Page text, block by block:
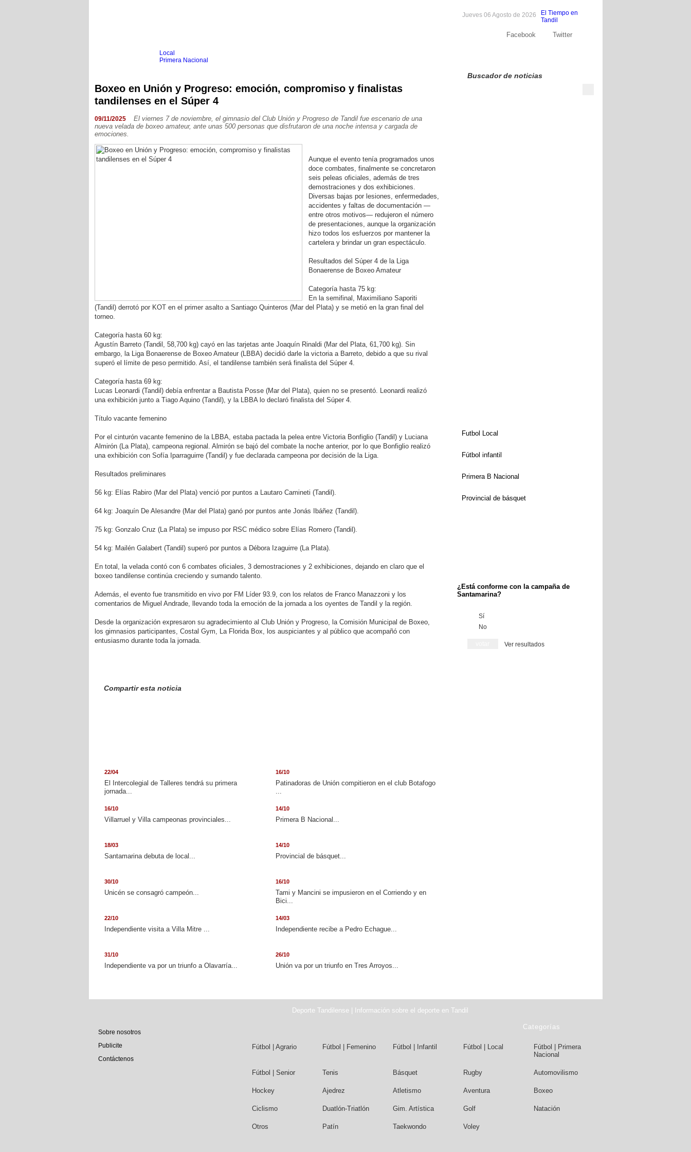
El Tiempo en
Tandil
Jueves 06 Agosto de 2026
Facebook Twitter
Local
Primera Nacional
Agrario
Automovilismo Básquet Hockey
Ajedrez
Boxeo
Ciclismo
Gim. Artística
Golf
Natación
Patín
Boxeo en Unión y Progreso: emoción, compromiso y finalistas
tandilenses en el Súper 4
09/11/2025
El viernes 7 de noviembre, el gimnasio del Club Unión y Progreso de Tandil fue escenario de una
nueva velada de boxeo amateur, ante unas 500 personas que disfrutaron de una noche intensa y cargada de
emociones.
Aunque el evento tenía programados unos
doce combates, finalmente se concretaron
seis peleas oficiales, además de tres
demostraciones y dos exhibiciones.
Diversas bajas por lesiones, enfermedades,
accidentes y faltas de documentación —
entre otros motivos— redujeron el número
de presentaciones, aunque la organización
hizo todos los esfuerzos por mantener la
cartelera y brindar un gran espectáculo.
Resultados del Súper 4 de la Liga
Bonaerense de Boxeo Amateur
Categoría hasta 75 kg:
En la semifinal, Maximiliano Saporiti
(Tandil) derrotó por KOT en el primer asalto a Santiago Quinteros (Mar del Plata) y se metió en la gran final del
torneo.
Categoría hasta 60 kg:
Agustín Barreto (Tandil, 58,700 kg) cayó en las tarjetas ante Joaquín Rinaldi (Mar del Plata, 61,700 kg). Sin
embargo, la Liga Bonaerense de Boxeo Amateur (LBBA) decidió darle la victoria a Barreto, debido a que su rival
superó el límite de peso permitido. Así, el tandilense también será finalista del Súper 4.
Categoría hasta 69 kg:
Lucas Leonardi (Tandil) debía enfrentar a Bautista Posse (Mar del Plata), quien no se presentó. Leonardi realizó
una exhibición junto a Tiago Aquino (Tandil), y la LBBA lo declaró finalista del Súper 4.
Título vacante femenino
Por el cinturón vacante femenino de la LBBA, estaba pactada la pelea entre Victoria Bonfiglio (Tandil) y Luciana
Almirón (La Plata), campeona regional. Almirón se bajó del combate la noche anterior, por lo que Bonfiglio realizó
una exhibición con Sofía Iparraguirre (Tandil) y fue declarada campeona por decisión de la Liga.
Resultados preliminares
56 kg: Elías Rabiro (Mar del Plata) venció por puntos a Lautaro Camineti (Tandil).
64 kg: Joaquín De Alesandre (Mar del Plata) ganó por puntos ante Jonás Ibáñez (Tandil).
75 kg: Gonzalo Cruz (La Plata) se impuso por RSC médico sobre Elías Romero (Tandil).
54 kg: Mailén Galabert (Tandil) superó por puntos a Débora Izaguirre (La Plata).
En total, la velada contó con 6 combates oficiales, 3 demostraciones y 2 exhibiciones, dejando en claro que el
boxeo tandilense continúa creciendo y sumando talento.
Además, el evento fue transmitido en vivo por FM Líder 93.9, con los relatos de Franco Manazzoni y los
comentarios de Miguel Andrade, llevando toda la emoción de la jornada a los oyentes de Tandil y la región.
Desde la organización expresaron su agradecimiento al Club Unión y Progreso, la Comisión Municipal de Boxeo,
los gimnasios participantes, Costal Gym, La Florida Box, los auspiciantes y al público que acompañó con
entusiasmo durante toda la jornada.
Compartir esta noticia
22/04
El Intercolegial de Talleres tendrá su primera
jornada...
16/10
Patinadoras de Unión compitieron en el club Botafogo
...
16/10
Villarruel y Villa campeonas provinciales...
14/10
Primera B Nacional...
18/03
Santamarina debuta de local...
14/10
Provincial de básquet...
30/10
Unicén se consagró campeón...
16/10
Tami y Mancini se impusieron en el Corriendo y en
Bici...
22/10
Independiente visita a Villa Mitre ...
14/03
Independiente recibe a Pedro Echague...
31/10
Independiente va por un triunfo a Olavarría...
26/10
Unión va por un triunfo en Tres Arroyos...
Buscador de noticias
Futbol Local
Fútbol infantil
Primera B Nacional
Provincial de básquet
¿Está conforme con la campaña de
Santamarina?
Sí
No
Ver resultados
Deporte Tandilense | Información sobre el deporte en Tandil
Sobre nosotros
Publicite
Contáctenos
Categorías
Fútbol | Agrario Fútbol | Femenino Fútbol | Infantil Fútbol | Local
Fútbol | Primera
Nacional
Fútbol | Senior Tenis Básquet Rugby Automovilismo
Hockey Ajedrez Atletismo Aventura Boxeo
Ciclismo Duatlón-Triatlón Gim. Artística Golf Natación
Otros Patín Taekwondo Voley